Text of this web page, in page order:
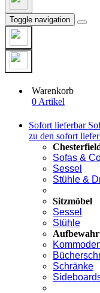
Toggle navigation
Warenkorb
0 Artikel
Sofort lieferbar
zu den sofort
Sofas &
Sessel
Stühle &
Sitzmöbel
Sessel
Stühle
Schränke